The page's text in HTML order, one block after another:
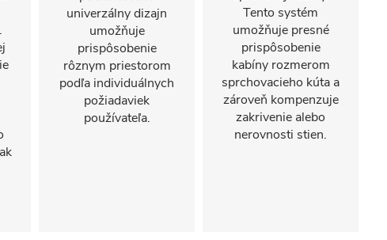
univerzálny dizajn
umožňuje
prispôsobenie
rôznym priestorom
podľa individuálnych
požiadaviek
používateľa.
Tento systém
umožňuje presné
prispôsobenie
kabíny rozmerom
sprchovacieho kúta a
zároveň kompenzuje
zakrivenie alebo
nerovnosti stien.